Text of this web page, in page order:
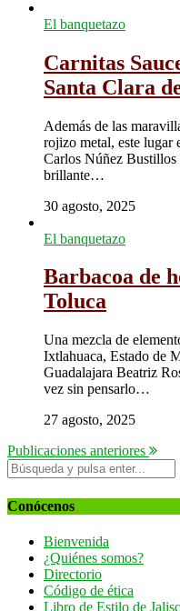
El banquetazo
Carnitas
Santa Clara
Además de las
rojizo metal, este lugar
Carlos Núñez Bustillos
brillante…
30 agosto, 2025
El banquetazo
Barbacoa de
Toluca
Una mezcla de
Ixtlahuaca, Estado de
Guadalajara Beatriz
vez sin pensarlo…
27 agosto, 2025
Publicaciones anteriores
Conócenos
Bienvenida
¿Quiénes somos?
Directorio
Código de ética
Libro de Estilo de